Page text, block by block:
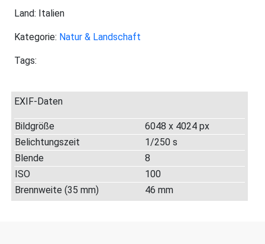
Land: Italien
Kategorie: Natur & Landschaft
Tags:
EXIF-Daten
Bildgröße
6048 x 4024 px
Belichtungszeit
1/250 s
Blende
8
ISO
100
Brennweite (35 mm)
46 mm